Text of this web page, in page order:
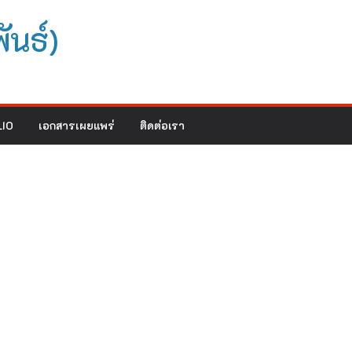
นธ์)
เอกสารเผยแพร่ ติดต่อเรา